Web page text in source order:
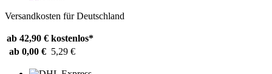
Versandkosten für Deutschland
ab 42,90 € kostenlos*
ab 0,00 € 5,29 €